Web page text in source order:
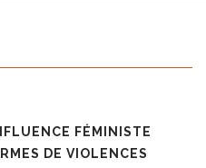
FÉMINISTE
DE VIOLENCES